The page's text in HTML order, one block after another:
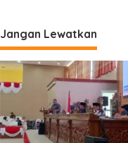
Jangan Lewatkan